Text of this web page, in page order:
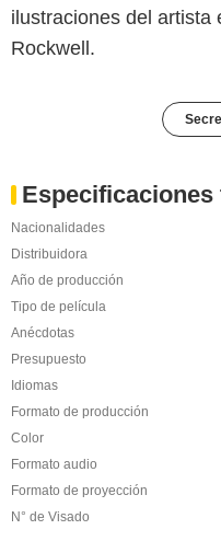
ilustraciones del artista
Rockwell.
Especificaciones
Nacionalidades
Distribuidora
Año de producción
Tipo de película
Anécdotas
Presupuesto
Idiomas
Formato de producción
Color
Formato audio
Formato de proyección
N° de Visado